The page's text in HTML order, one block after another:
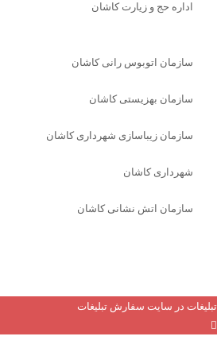
اداره حج و زیارت کاشان
سازمان اتوبوس رانی کاشان
سازمان بهزیستی کاشان
سازمان زیباسازی شهرداری کاشان
شهرداری کاشان
سازمان اتش نشانی کاشان
تبلیغات در سایت سفارش تبلیغات